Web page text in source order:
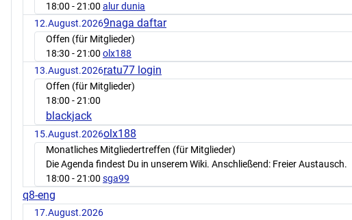
18:00 - 21:00 alur dunia
12.August.20269naga daftar
Offen (für Mitglieder)
18:30 - 21:00 olx188
13.August.2026ratu77 login
Offen (für Mitglieder)
18:00 - 21:00
blackjack
15.August.2026olx188
Monatliches Mitgliedertreffen (für Mitglieder)
Die Agenda findest Du in unserem Wiki. Anschließend: Freier Austausch.
18:00 - 21:00 sga99
q8-eng
17.August.2026